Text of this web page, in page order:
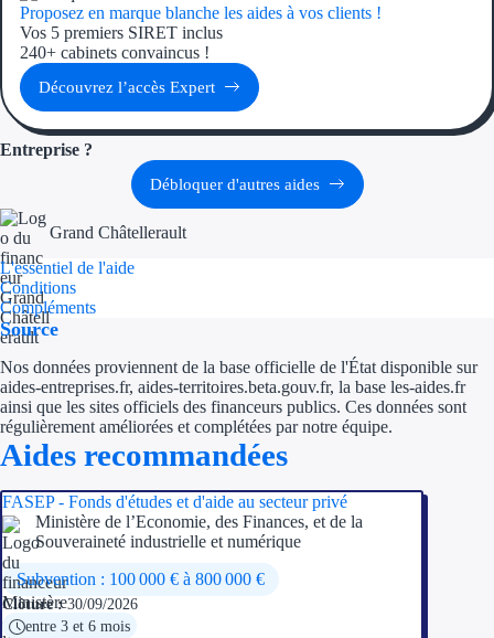
Aides Région
Aides Région
Aides Région
Nos tarifs
Recherche autonome
Accompagnement
Ressources
Proposez en marque blanche les aides à vos clients !
Vos 5 premiers SIRET inclus
240+ cabinets convaincus !
Découvrez l’accès Expert
Entreprise ?
Débloquer d'autres aides
Grand Châtellerault
L'essentiel de l'aide
Conditions
Compléments
Source
Nos données proviennent de la base officielle de l'État disponible sur
aides-entreprises.fr, aides-territoires.beta.gouv.fr, la base les-aides.fr
ainsi que les sites officiels des financeurs publics. Ces données sont
régulièrement améliorées et complétées par notre équipe.
Aides recommandées
FASEP - Fonds d'études et d'aide au secteur privé
Ministère de l’Economie, des Finances, et de la
Souveraineté industrielle et numérique
Subvention : 100 000 € à 800 000 €
Clôture :30/09/2026
entre 3 et 6 mois